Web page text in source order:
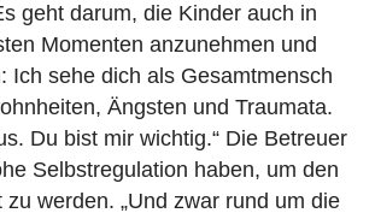
geht darum, die Kinder auch in
Momenten anzunehmen und
Ich sehe dich als Gesamtmensch
Ängsten und Traumata.
Du bist mir wichtig.“ Die Betreuer
Selbstregulation haben, um den
zu werden. „Und zwar rund um die